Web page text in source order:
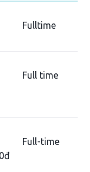
Fulltime
Full time
Full-time